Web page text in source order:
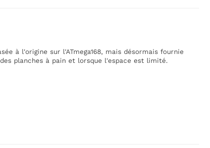
à l'origine sur l'ATmega168, mais désormais fournie
planches à pain et lorsque l'espace est limité.